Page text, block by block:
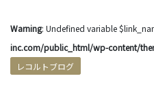
Warning: Undefined variable
inc.com/public_html/wp-content/
レコルトブログ